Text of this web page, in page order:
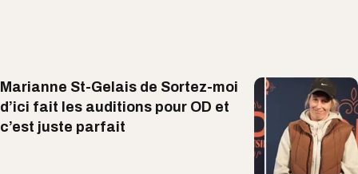
Marianne St-Gelais de Sortez-moi
d’ici fait les auditions pour OD et
c’est juste parfait